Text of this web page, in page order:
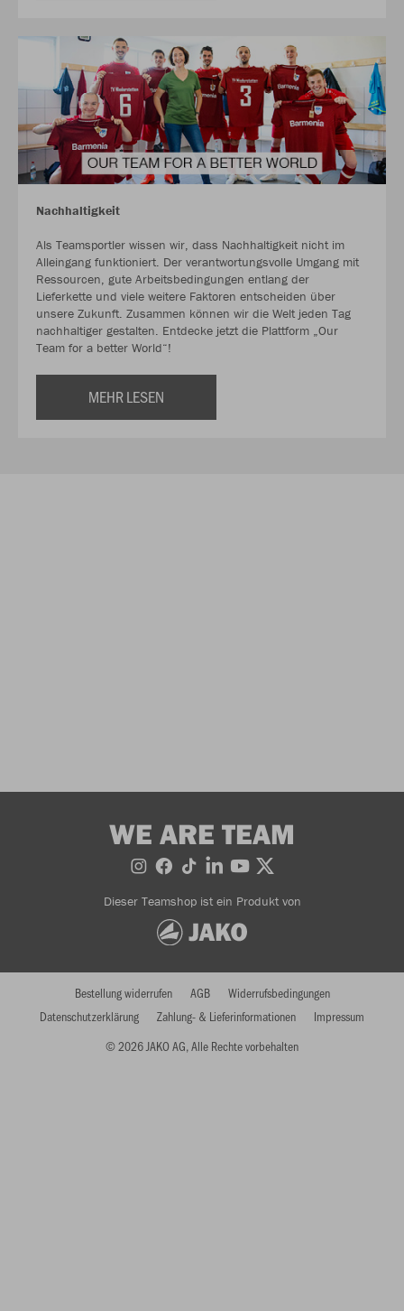
Nachhaltigkeit
Als Teamsportler wissen wir, dass Nachhaltigkeit nicht im
Alleingang funktioniert. Der verantwortungsvolle Umgang mit
Ressourcen, gute Arbeitsbedingungen entlang der
Lieferkette und viele weitere Faktoren entscheiden über
unsere Zukunft. Zusammen können wir die Welt jeden Tag
nachhaltiger gestalten. Entdecke jetzt die Plattform „Our
Team for a better World“!
MEHR LESEN
WE ARE TEAM
Dieser Teamshop ist ein Produkt von
© 2026 JAKO AG, Alle Rechte vorbehalten
Bestellung widerrufen AGB
Widerrufsbedingungen
Datenschutzerklärung
Zahlung- & Lieferinformationen Impressum